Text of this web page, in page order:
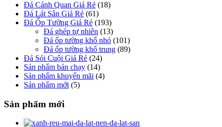
Đá Cảnh Quan Giá Rẻ (18)
Đá Lát Sân Giá Rẻ (61)
Đá Ốp Tường Giá Rẻ (193)
Đá ghép tự nhiên (13)
Đá ốp tường khổ nhỏ (101)
Đá ốp tường khổ trung (89)
Đá Sỏi Cuội Giá Rẻ (24)
Sản phẩm bán chạy (14)
Sản phẩm khuyến mãi (4)
Sản phẩm mới (5)
Sản phẩm mới